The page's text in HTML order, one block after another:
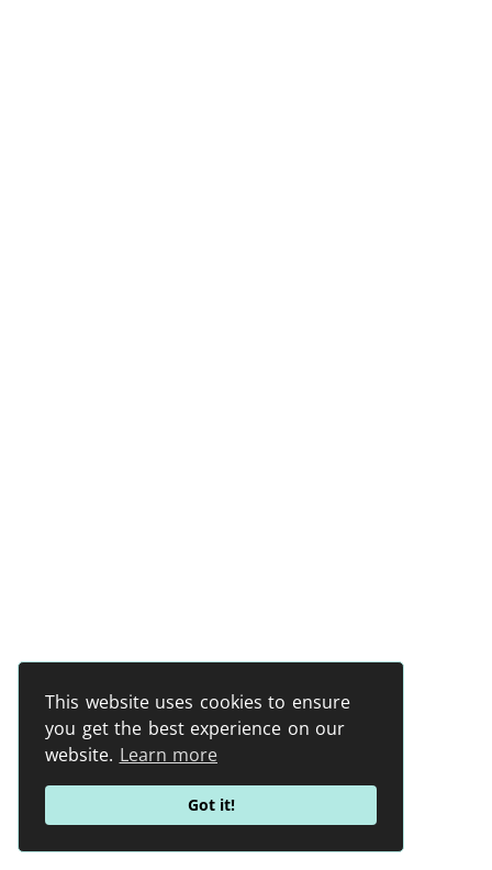
This website uses cookies to ensure
you get the best experience on our
website. Learn more
Got it!